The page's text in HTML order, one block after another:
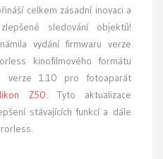
celkem zásadní inovaci a
sledování objektů!
vydání firmwaru verze
kinofilmového formátu
verze 1.10 pro fotoaparát
Z50. Tyto aktualizace
stávajících funkcí a dále